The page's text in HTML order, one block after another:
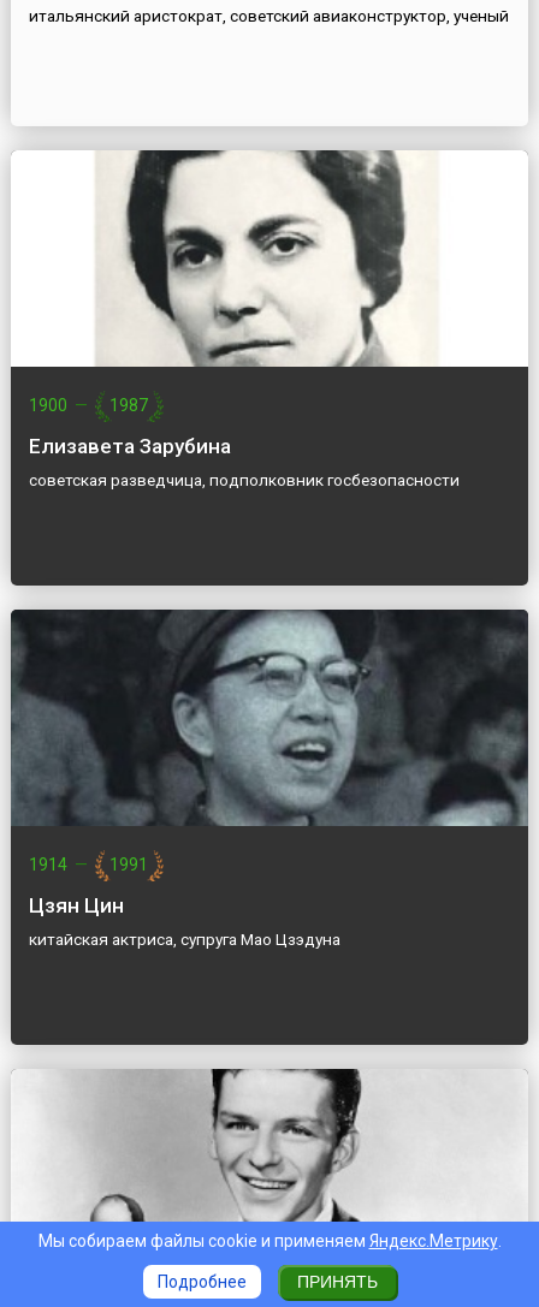
итальянский аристократ, советский авиаконструктор, ученый
1900 — 1987
Елизавета Зарубина
советская разведчица, подполковник госбезопасности
1914 — 1991
Цзян Цин
китайская актриса, супруга Мао Цзэдуна
Мы собираем файлы cookie и применяем Яндекс.Метрику.
Подробнее ПРИНЯТЬ